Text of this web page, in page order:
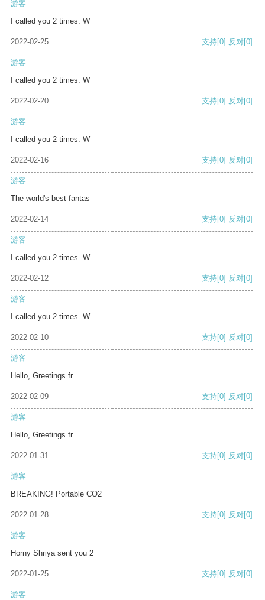
游客
I called you 2 times. W
2022-02-25 支持[0] 反对[0]
游客
I called you 2 times. W
2022-02-20 支持[0] 反对[0]
游客
I called you 2 times. W
2022-02-16 支持[0] 反对[0]
游客
The world's best fantas
2022-02-14 支持[0] 反对[0]
游客
I called you 2 times. W
2022-02-12 支持[0] 反对[0]
游客
I called you 2 times. W
2022-02-10 支持[0] 反对[0]
游客
Hello, Greetings fr
2022-02-09 支持[0] 反对[0]
游客
Hello, Greetings fr
2022-01-31 支持[0] 反对[0]
游客
BREAKING! Portable CO2
2022-01-28 支持[0] 反对[0]
游客
Horny Shriya sent you 2
2022-01-25 支持[0] 反对[0]
游客